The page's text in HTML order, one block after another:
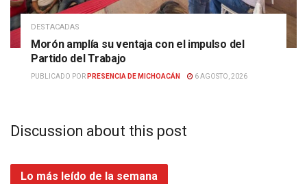
DESTACADAS
Morón amplía su ventaja con el impulso del
Partido del Trabajo
PUBLICADO POR PRESENCIA DE MICHOACÁN 6 AGOSTO, 2026
Discussion about this post
Lo más leído de la semana